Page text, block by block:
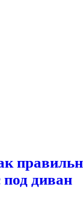
под диван